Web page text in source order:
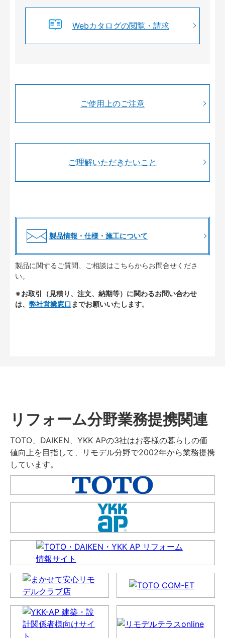
Webカタログの閲覧・請求
ご使用上のご注意
ご理解いただきたいこと
製品情報・仕様・施工について
製品に関するご質問、ご相談はこちらからお問合せくださ
い。
※お取引（見積り、注文、納期等）に関わるお問い合わせ
は、 弊社営業窓口 までお願いいたします。
リフォーム分野業務提携関連
TOTO、DAIKEN、YKK APの3社はお客様の暮らしの価
値向上を目指して、リモデル分野で2002年から業務提携
しています。